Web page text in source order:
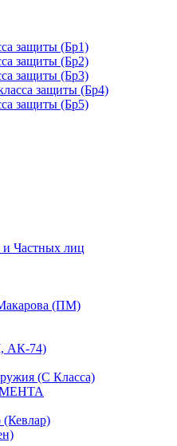
защиты (Бр1)
защиты (Бр2)
защиты (Бр3)
защиты (Бр4)
защиты (Бр5)
и Частных лиц
(ПМ)
АК-74)
(С Класса)